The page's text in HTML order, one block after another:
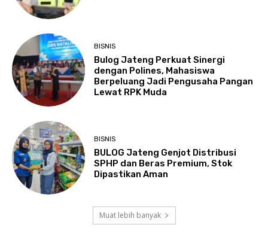
BISNIS
Bulog Jateng Perkuat Sinergi
dengan Polines, Mahasiswa
Berpeluang Jadi Pengusaha Pangan
Lewat RPK Muda
BISNIS
BULOG Jateng Genjot Distribusi
SPHP dan Beras Premium, Stok
Dipastikan Aman
Muat lebih banyak